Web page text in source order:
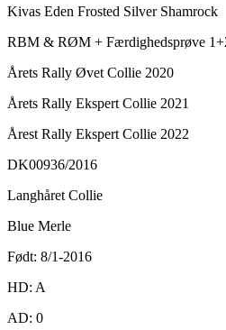
Kivas Eden Frosted Silver Shamrock
RBM & RØM + Færdighedsprøve
Årets Rally Øvet Collie 2020
Årets Rally Ekspert Collie 2021
Årest Rally Ekspert Collie 2022
DK00936/2016
Langhåret Collie
Blue Merle
Født: 8/1-2016
HD: A
AD: 0